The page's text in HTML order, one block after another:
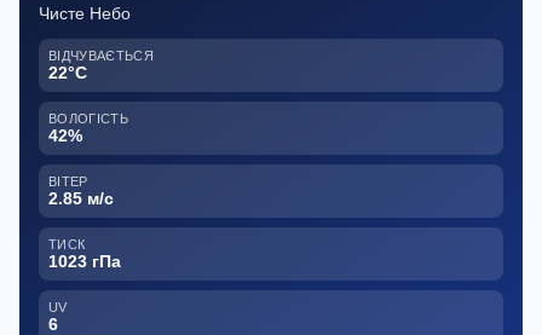
Чисте Небо
ВІДЧУВАЄТЬСЯ
22°C
ВОЛОГІСТЬ
42%
ВІТЕР
2.85 м/с
ТИСК
1023 гПа
UV
6